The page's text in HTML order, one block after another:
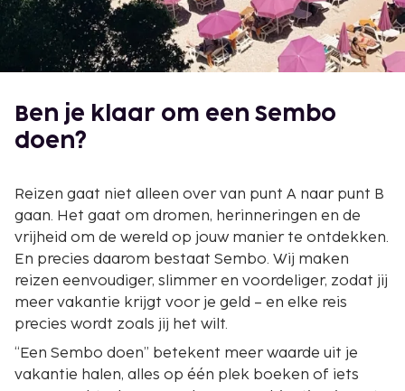
Ben je klaar om een Sembo
doen?
Reizen gaat niet alleen over van punt A naar punt B
gaan. Het gaat om dromen, herinneringen en de
vrijheid om de wereld op jouw manier te ontdekken.
En precies daarom bestaat Sembo. Wij maken
reizen eenvoudiger, slimmer en voordeliger, zodat jij
meer vakantie krijgt voor je geld – en elke reis
precies wordt zoals jij het wilt.
“Een Sembo doen” betekent meer waarde uit je
vakantie halen, alles op één plek boeken of iets